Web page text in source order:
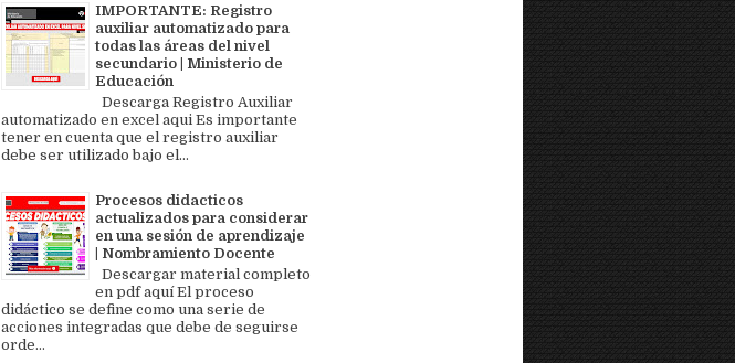
IMPORTANTE: Registro
auxiliar automatizado para
todas las áreas del nivel
secundario | Ministerio de
Educación
Descarga Registro Auxiliar
automatizado en excel aqui Es importante
tener en cuenta que el registro auxiliar
debe ser utilizado bajo el...
Procesos didacticos
actualizados para considerar
en una sesión de aprendizaje
| Nombramiento Docente
Descargar material completo
en pdf aquí El proceso
didáctico se define como una serie de
acciones integradas que debe de seguirse
orde...